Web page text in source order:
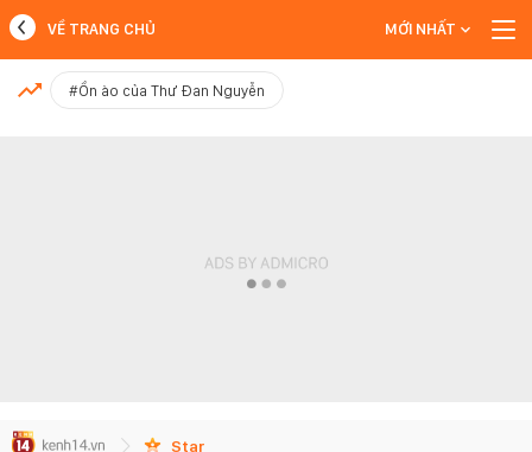
MỚI NHẤT
VỀ TRANG CHỦ MỚI NHẤT
#Ồn ào của Thư Đan Nguyễn
Star